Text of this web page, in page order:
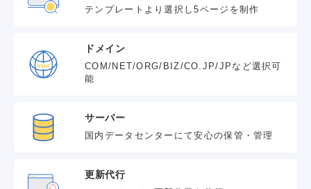
テンプレートより選択し5ページを制作
ドメイン
COM/NET/ORG/BIZ/CO.JP/JPなど選択可
能
サーバー
国内データセンターにて安心の保管・管理
更新代行